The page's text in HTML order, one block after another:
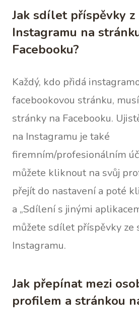
Jak sdílet příspěvky z
Instagramu na
Facebooku?
Každý, kdo přidá
facebookovou stránku,
stránky na Facebooku.
na Instagramu je také
firemním/profesionálním
můžete kliknout na svůj
přejít do nastavení a poté
a „Sdílení s jinými
můžete sdílet příspěvky ze
Instagramu.
Jak přepínat mezi
profilem a stránkou